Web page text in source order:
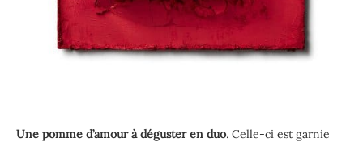
Une pomme d’amour à déguster en duo. Celle-ci est garnie